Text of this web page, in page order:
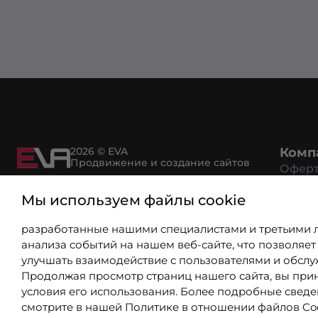
2026 © EVA
Продвижение и создание сайтов
Мы используем файлы cookie
разработанные нашими специалистами и третьими
анализа событий на нашем веб-сайте, что
улучшать взаимодействие с пользователями и
Продолжая просмотр страниц нашего сайта, вы
условия его использования. Более подробные
смотрите в нашей Политике в отношении файлов